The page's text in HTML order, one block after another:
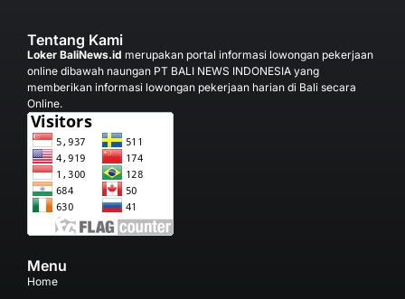
Tentang Kami
Loker BaliNews.id merupakan portal informasi lowongan pekerjaan
online dibawah naungan PT BALI NEWS INDONESIA yang
memberikan informasi lowongan pekerjaan harian di Bali secara
Online.
Menu
Home